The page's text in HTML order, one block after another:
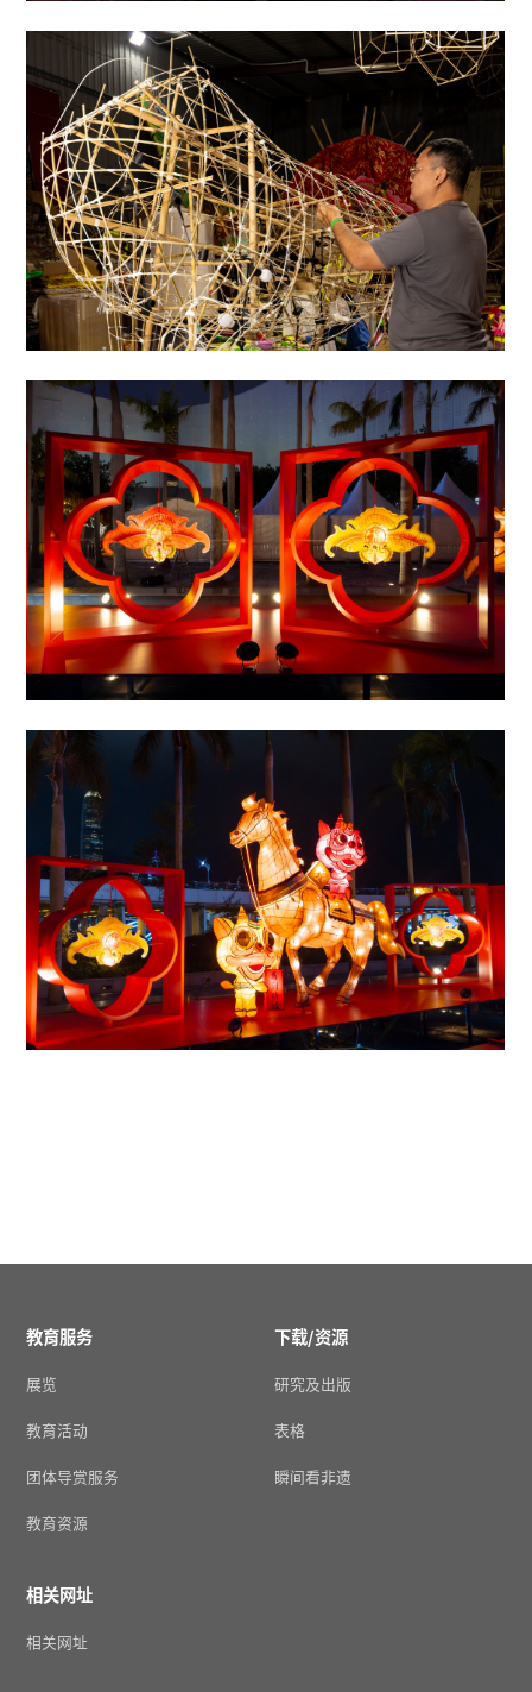
教育服务
展览
教育活动
团体导赏服务
教育资源
下载/资源
研究及出版
表格
瞬间看非遗
相关网址
相关网址